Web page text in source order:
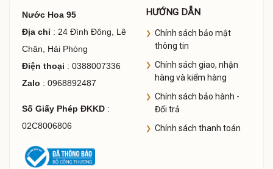
Nước Hoa 95
Địa chỉ : 24 Đình Đông, Lê
Chân, Hải Phòng
Điện thoại : 0388007336
Zalo : 0968892487
Số Giấy Phép ĐKKD:
02C8006806
HƯỚNG DẪN
Chính sách bảo mật
thông tin
Chính sách giao, nhận
hàng và kiểm hàng
Chính sách bảo hành -
Đổi trả
Chính sách thanh toán